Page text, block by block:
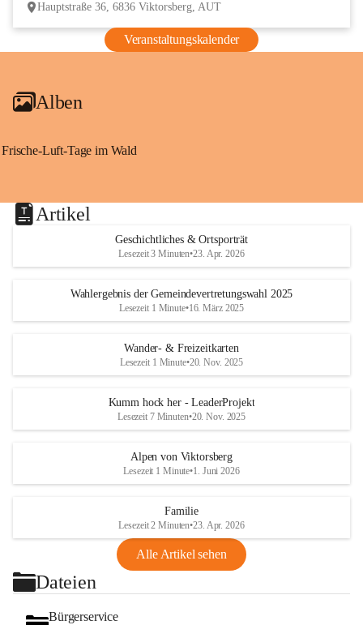
Hauptstraße 36, 6836 Viktorsberg, AUT
Veranstaltungskalender
Alben
Frische-Luft-Tage im Wald
Artikel
Geschichtliches & Ortsporträt
Lesezeit 3 Minuten•23. Apr. 2026
Wahlergebnis der Gemeindevertretungswahl 2025
Lesezeit 1 Minute•16. März 2025
Wander- & Freizeitkarten
Lesezeit 1 Minute•20. Nov. 2025
Kumm hock her - LeaderProjekt
Lesezeit 7 Minuten•20. Nov. 2025
Alpen von Viktorsberg
Lesezeit 1 Minute•1. Juni 2026
Familie
Lesezeit 2 Minuten•23. Apr. 2026
Alle Artikel sehen
Dateien
Bürgerservice